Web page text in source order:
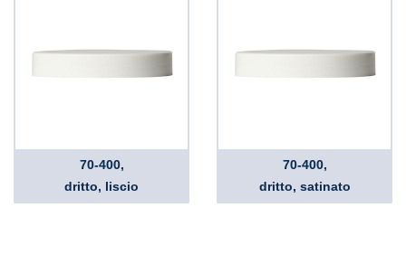
70-400,
dritto, liscio
70-400,
dritto, satinato